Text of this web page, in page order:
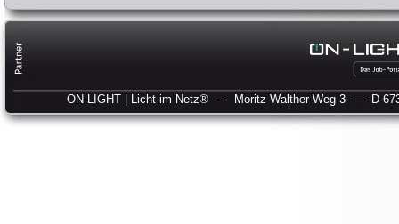
ON-LIGHT | Licht im Netz® — Moritz-Walther-Weg 3 — D-